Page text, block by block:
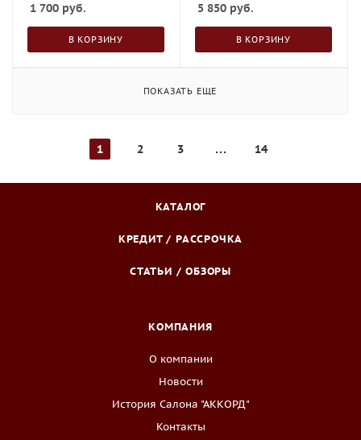
1 700 руб.
В КОРЗИНУ
5 850 руб.
В КОРЗИНУ
ПОКАЗАТЬ ЕЩЕ
1 2 3 14
КАТАЛОГ
КРЕДИТ / РАССРОЧКА
СТАТЬИ / ОБЗОРЫ
КОМПАНИЯ
О компании
Новости
История Салона "АККОРД"
Контакты